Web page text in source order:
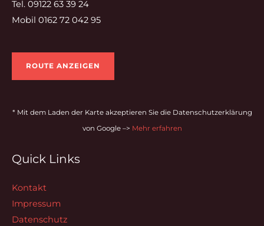
Tel. 09122 63 39 24
Mobil 0162 72 042 95
ROUTE ANZEIGEN
* Mit dem Laden der Karte akzeptieren Sie die Datenschutzerklärung
von Google –> Mehr erfahren
Quick Links
Kontakt
Impressum
Datenschutz